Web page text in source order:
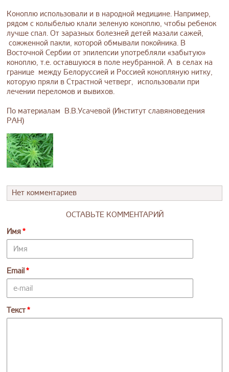
Коноплю использовали и в народной медицине. Например,
рядом с колыбелью клали зеленую коноплю, чтобы ребенок
лучше спал. От заразных болезней детей мазали сажей,
сожженной пакли, которой обмывали покойника. В
Восточной Сербии от эпилепсии употребляли «забытую»
коноплю, т.е. оставшуюся в поле неубранной. А в селах на
границе между Белоруссией и Россией конопляную нитку,
которую пряли в Страстной четверг, использовали при
лечении переломов и вывихов.
По материалам В.В.Усачевой (Институт славяноведения
РАН)
Нет комментариев
ОСТАВЬТЕ КОММЕНТАРИЙ
Имя
Email
Текст